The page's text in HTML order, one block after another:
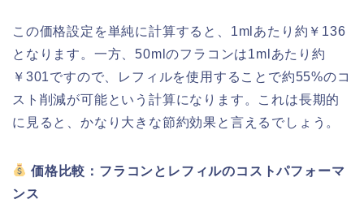
この価格設定を単純に計算すると、1mlあたり約￥136
となります。一方、50mlのフラコンは1mlあたり約
￥301ですので、レフィルを使用することで約55%のコ
スト削減が可能という計算になります。これは長期的
に見ると、かなり大きな節約効果と言えるでしょう。
価格比較：フラコンとレフィルのコストパフォーマ
ンス